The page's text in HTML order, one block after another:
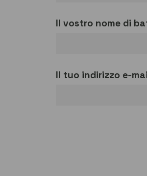
Il vostro nome di
Il tuo indirizzo e-